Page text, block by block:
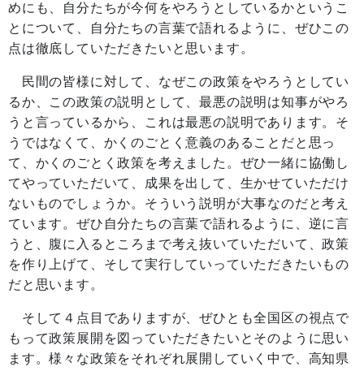
めにも、自分たちが今何をやろうとしているかというこ
とについて、自分たちの言葉で語れるように、ぜひこの
点は徹底していただきたいと思います。
民間の皆様に対して、なぜこの政策をやろうとしてい
るか、この政策の説明として、最悪の説明は知事がやろ
うと言っているから、これは最悪の説明であります。そ
うではなくて、かくのごとく意義のあることだと思っ
て、かくのごとく政策を考えました。ぜひ一緒に協働し
てやっていただいて、成果を出して、生かせていただけ
ないものでしょうか。そういう説明が大事なのだと考え
ています。ぜひ自分たちの言葉で語れるように、逆に言
うと、腹に入るところまで考え抜いていただいて、政策
を作り上げて、そして実行していっていただきたいもの
だと思います。
そして４点目でありますが、ぜひとも全国区の視点で
もって政策展開を図っていただきたいとそのように思い
ます。様々な政策をそれぞれ展開していく中で、高知県